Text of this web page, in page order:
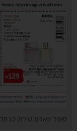
סופר פארם טירת כרמל